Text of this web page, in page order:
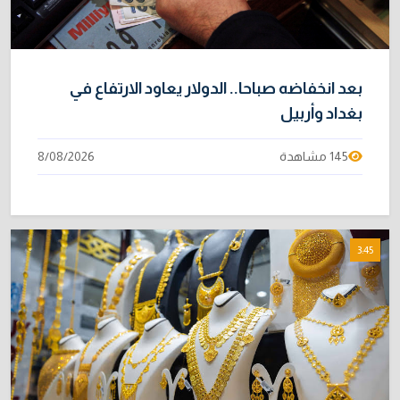
بعد انخفاضه صباحا.. الدولار يعاود الارتفاع في
بغداد وأربيل
145 مشاهدة 8/08/2026
3:45